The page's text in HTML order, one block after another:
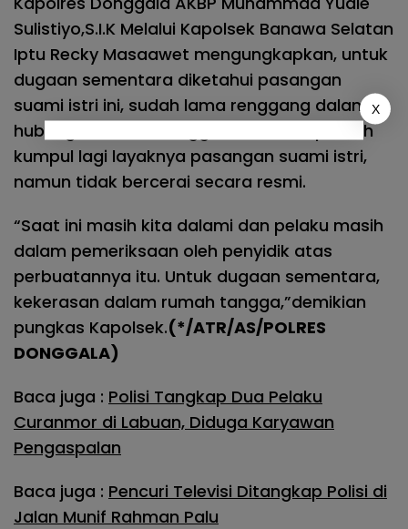
Sulistiyo,S.I.K Melalui Kapolsek Banawa Selatan
Iptu Recky Masaawet mengungkapkan, untuk
dugaan sementara diketahui pasangan
suami istri ini, sudah lama renggang dalam
hubungan rumah tangga atau tidak pernah
kumpul lagi layaknya pasangan suami istri,
namun tidak bercerai secara resmi.
“Saat ini masih kita dalami dan pelaku masih
dalam pemeriksaan oleh penyidik atas
perbuatannya itu. Untuk dugaan sementara,
kekerasan dalam rumah tangga,”demikian
pungkas Kapolsek.(*/ATR/AS/POLRES
DONGGALA)
Baca juga : Polisi Tangkap Dua Pelaku
Curanmor di Labuan, Diduga Karyawan
Pengaspalan
Baca juga : Pencuri Televisi Ditangkap Polisi di
Jalan Munif Rahman Palu
X